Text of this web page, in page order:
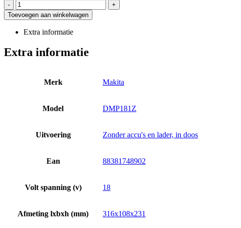
-
+
Toevoegen aan winkelwagen
Extra informatie
Extra informatie
Merk Makita
Model DMP181Z
Uitvoering Zonder accu's en lader, in doos
Ean 88381748902
Volt spanning (v) 18
Afmeting lxbxh (mm) 316x108x231